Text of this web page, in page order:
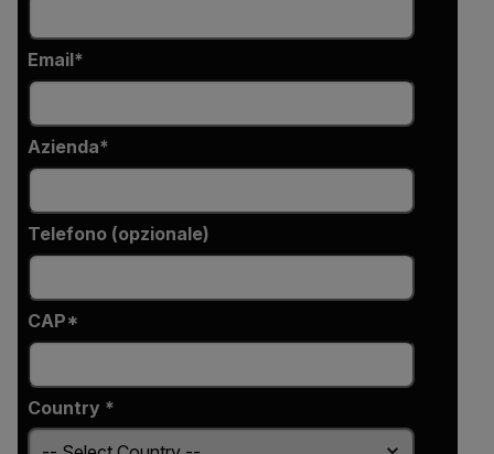
Email
Azienda
Telefono (opzionale)
CAP*
Country *